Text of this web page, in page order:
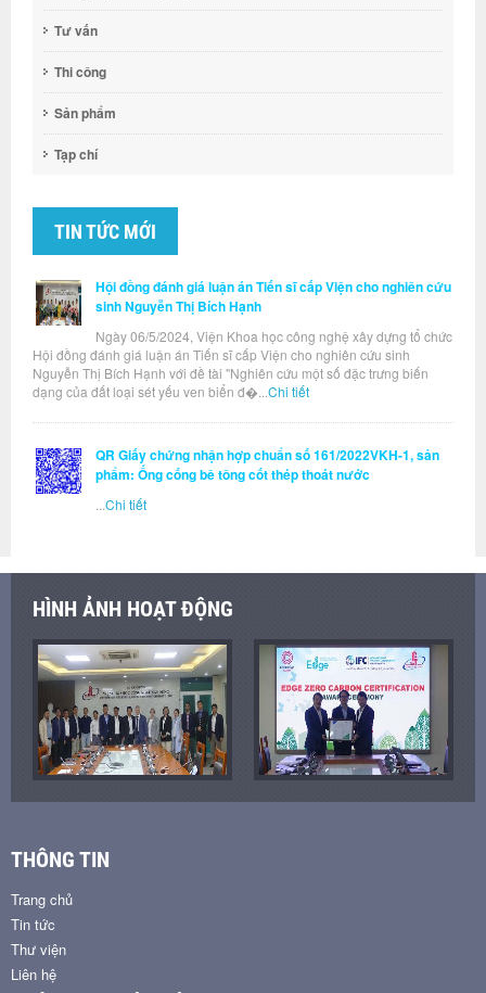
Tư vấn
Thi công
Sản phẩm
Tạp chí
TIN TỨC MỚI
Hội đồng đánh giá luận án Tiến sĩ cấp Viện cho nghiên cứu
sinh Nguyễn Thị Bích Hạnh
Ngày 06/5/2024, Viện Khoa học công nghệ xây dựng tổ chức
Hội đồng đánh giá luận án Tiến sĩ cấp Viện cho nghiên cứu sinh
Nguyễn Thị Bích Hạnh với đề tài "Nghiên cứu một số đặc trưng biến
dạng của đất loại sét yếu ven biển đ�... Chi tiết
QR Giấy chứng nhận hợp chuẩn số 161/2022VKH-1, sản
phẩm: Ống cống bê tông cốt thép thoát nước
Chi tiết
HÌNH ẢNH HOẠT ĐỘNG
THÔNG TIN
Trang chủ
Tin tức
Thư viện
Liên hệ